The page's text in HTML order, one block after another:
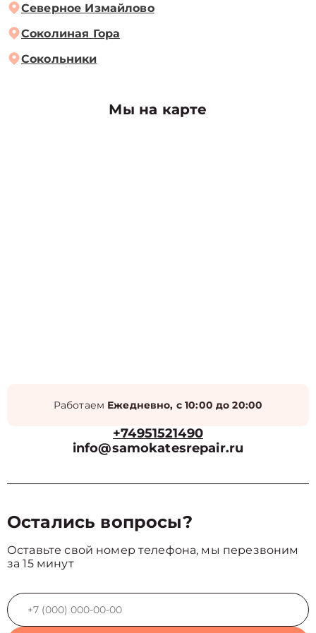
Северное Измайлово
Соколиная Гора
Сокольники
Мы на карте
Работаем Ежедневно, с 10:00 до 20:00
+74951521490
info@samokatesrepair.ru
Остались вопросы?
Оставьте свой номер телефона, мы перезвоним
за 15 минут